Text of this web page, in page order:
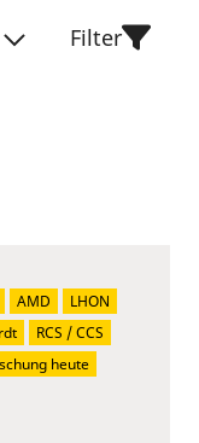
Filter
AMD
LHON
RCS / CCS
heute